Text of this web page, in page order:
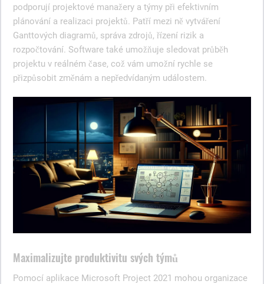
podporují projektové manažery a týmy při efektivním
plánování a realizaci projektů. Patří mezi ně vytváření
Ganttových diagramů, správa zdrojů, řízení rizik a
rozpočtování. Software také umožňuje sledovat průběh
projektu v reálném čase, což vám umožní rychle se
přizpůsobit změnám a nepředvídaným událostem.
Maximalizujte produktivitu svých týmů
Pomocí aplikace Microsoft Project 2021 mohou organizace